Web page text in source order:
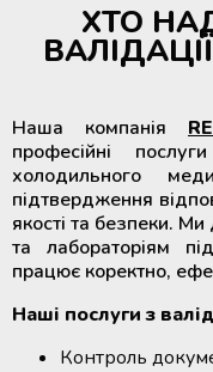
ХТО
Наша компанія
професійні
холодильного
підтвердження
якості та безпеки.
та лабораторіям
працює коректно,
Наші послуги з
Контроль